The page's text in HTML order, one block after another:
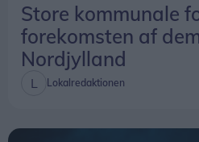
Store kommunale
forekomsten af
Nordjylland
Lokalredaktionen